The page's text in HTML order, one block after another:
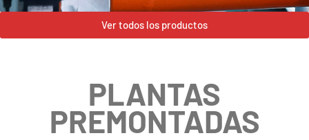
Ver todos los productos
PLANTAS
PREMONTADAS